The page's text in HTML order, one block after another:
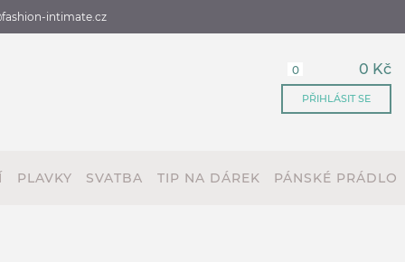
intimate.cz
0 0 Kč
PŘIHLÁSIT SE
PLAVKY SVATBA TIP NA DÁREK PÁNSKÉ PRÁDLO